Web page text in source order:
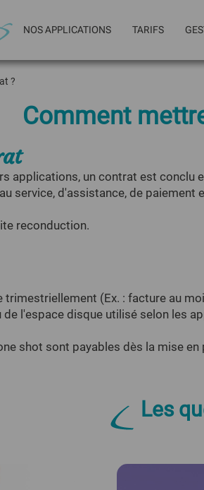
MES FRAIS
NOS APPLICATIONS TARIFS
?
Comment
applications, un contrat est
service, d'assistance, de
reconduction.
(Ex. : facture au
l'espace disque utilisé selon les
shot sont payables dès la mise
Les